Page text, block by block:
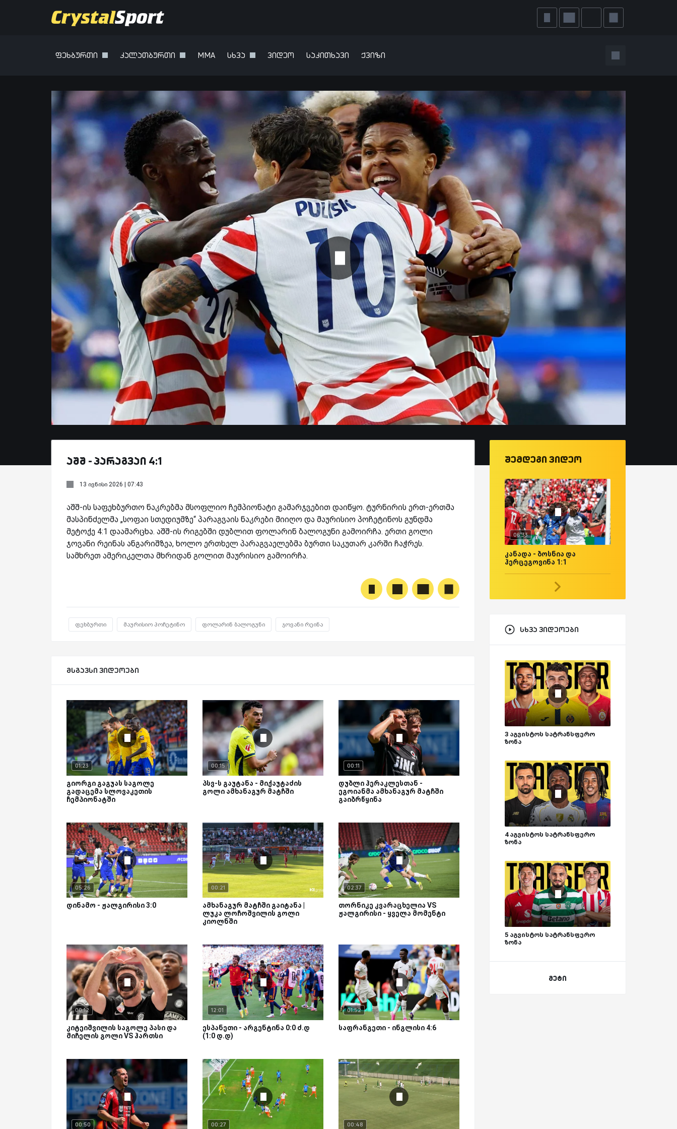
ფეხბურთი კალათბურთი MMA სხვა ვიდეო საკითხავი ქვიზი
აშშ - პარაგვაი 4:1
13 ივნისი 2026 | 07:43
აშშ-ის საფეხბურთო ნაკრებმა მსოფლიო ჩემპიონატი გამარჯვებით დაიწყო. ტურნირის ერთ-ერთმა
მასპინძელმა „სოფაი სთედიუმზე“ პარაგვაის ნაკრები მიიღო და მაურისიო პოჩეტინოს გუნდმა
მეტოქე 4:1 დაამარცხა. აშშ-ის რიგებში დუბლით ფოლარინ ბალოგუნი გამოირჩა. ერთი გოლი
ჯოვანი რეინას ანგარიშზეა, ხოლო ერთხელ პარაგვაელებმა ბურთი საკუთარ კარში ჩაჭრეს.
სამხრეთ ამერიკელთა მხრიდან გოლით მაურისიო გამოირჩა.
ფეხბურთი მაურისიო პოჩეტინო ფოლარინ ბალოგუნი ჯოვანი რეინა
მსგავსი ვიდეოები
01:23
გიორგი გაგუას საგოლე
გადაცემა სლოვაკეთის
ჩემპიონატში
00:15
პსვ-ს გაუტანა - მიქაუტაძის
გოლი ამხანაგურ მატჩში
00:11
დუბლი ჰერაკლესთან -
ეგოიანმა ამხანაგურ მატჩში
გაიბრწყინა
05:26
დინამო - ჟალგირისი 3:0
00:21
ამხანაგურ მატჩში გაიტანა |
ლუკა ლოჩოშვილის გოლი
კიოლნში
02:37
თორნიკე კვარაცხელია VS
ჟალგირისი - ყველა მომენტი
00:12
კიტეიშვილის საგოლე პასი და
მიჩელის გოლი VS ჰართსი
12:01
ესპანეთი - არგენტინა 0:0 ძ.დ
(1:0 დ.დ)
01:52
საფრანგეთი - ინგლისი 4:6
00:50 00:27 00:48
შემდეგი ვიდეო
06:33
კანადა - ბოსნია და
ჰერცეგოვინა 1:1
სხვა ვიდეოები
3 აგვისტოს სატრანსფერო
ზონა
4 აგვისტოს სატრანსფერო
ზონა
5 აგვისტოს სატრანსფერო
ზონა
მეტი